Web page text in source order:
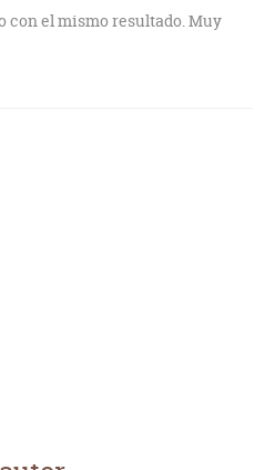
con el mismo resultado. Muy